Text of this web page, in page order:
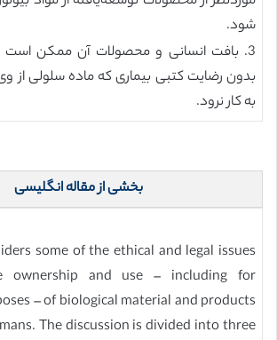
شود.
3. بافت انسانی و محصولات آن ممکن است
بدون رضایت کتبی بیماری که ماده سلولی از
به کار نرود.
بخشی از مقاله انگلیسی
some of the ethical and legal issues
ownership and use – including for
– of biological material and products
The discussion is divided into three